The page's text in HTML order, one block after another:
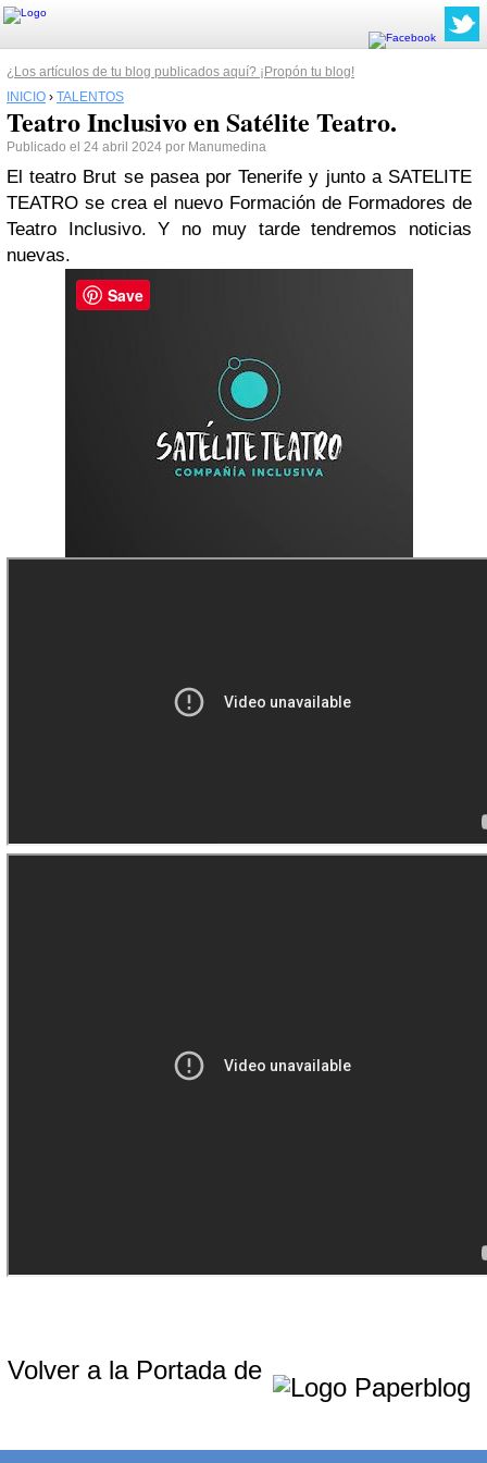
¿Los artículos de tu blog publicados aquí? ¡Propón tu blog!
INICIO › TALENTOS
Teatro Inclusivo en Satélite Teatro.
Publicado el 24 abril 2024 por Manumedina
El teatro Brut se pasea por Tenerife y junto a SATELITE
TEATRO se crea el nuevo Formación de Formadores de
Teatro Inclusivo. Y no muy tarde tendremos noticias
nuevas.
Volver a la Portada de
Save